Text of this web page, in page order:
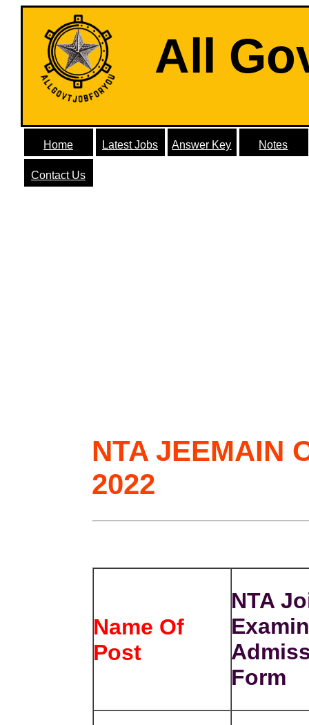
All
Home Latest Jobs Answer Key Notes
Contact Us
NTA JEEMAIN
2022
Name Of
Post
NTA
Form